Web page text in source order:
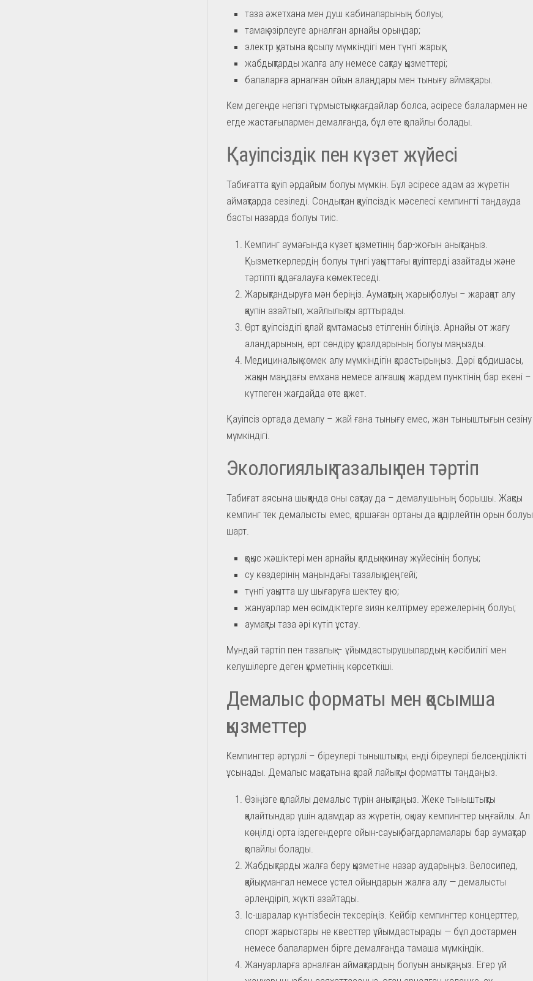
таза әжетхана мен душ кабиналарының болуы;
тамақ әзірлеуге арналған арнайы орындар;
электр қуатына қосылу мүмкіндігі мен түнгі жарық;
жабдықтарды жалға алу немесе сақтау қызметтері;
балаларға арналған ойын алаңдары мен тынығу аймақтары.
Кем дегенде негізгі тұрмыстық жағдайлар болса, әсіресе балалармен не
егде жастағылармен демалғанда, бұл өте қолайлы болады.
Қауіпсіздік пен күзет жүйесі
Табиғатта қауіп әрдайым болуы мүмкін. Бұл әсіресе адам аз жүретін
аймақтарда сезіледі. Сондықтан қауіпсіздік мәселесі кемпингті таңдауда
басты назарда болуы тиіс.
Кемпинг аумағында күзет қызметінің бар-жоғын анықтаңыз.
Қызметкерлердің болуы түнгі уақыттағы қауіптерді азайтады және
тәртіпті қадағалауға көмектеседі.
Жарықтандыруға мән беріңіз. Аумақтың жарық болуы – жарақат алу
қаупін азайтып, жайлылықты арттырады.
Өрт қауіпсіздігі қалай қамтамасыз етілгенін біліңіз. Арнайы от жағу
алаңдарының, өрт сөндіру құралдарының болуы маңызды.
Медициналық көмек алу мүмкіндігін қарастырыңыз. Дәрі қобдишасы,
жақын маңдағы емхана немесе алғашқы жәрдем пунктінің бар екені –
күтпеген жағдайда өте қажет.
Қауіпсіз ортада демалу – жай ғана тынығу емес, жан тыныштығын сезіну
мүмкіндігі.
Экологиялық тазалық пен тәртіп
Табиғат аясына шыққанда оны сақтау да – демалушының борышы. Жақсы
кемпинг тек демалысты емес, қоршаған ортаны да қадірлейтін орын болуы
шарт.
қоқыс жәшіктері мен арнайы қалдық жинау жүйесінің болуы;
су көздерінің маңындағы тазалық деңгейі;
түнгі уақытта шу шығаруға шектеу қою;
жануарлар мен өсімдіктерге зиян келтірмеу ережелерінің болуы;
аумақты таза әрі күтіп ұстау.
Мұндай тәртіп пен тазалық – ұйымдастырушылардың кәсібилігі мен
келушілерге деген құрметінің көрсеткіші.
Демалыс форматы мен қосымша
қызметтер
Кемпингтер әртүрлі – біреулері тыныштықты, енді біреулері белсенділікті
ұсынады. Демалыс мақсатына қарай лайықты форматты таңдаңыз.
Өзіңізге қолайлы демалыс түрін анықтаңыз. Жеке тыныштықты
қалайтындар үшін адамдар аз жүретін, оқшау кемпингтер ыңғайлы. Ал
көңілді орта іздегендерге ойын-сауық бағдарламалары бар аумақтар
қолайлы болады.
Жабдықтарды жалға беру қызметіне назар аударыңыз. Велосипед,
қайық, мангал немесе үстел ойындарын жалға алу — демалысты
әрлендіріп, жүкті азайтады.
Іс-шаралар күнтізбесін тексеріңіз. Кейбір кемпингтер концерттер,
спорт жарыстары не квесттер ұйымдастырады — бұл достармен
немесе балалармен бірге демалғанда тамаша мүмкіндік.
Жануарларға арналған аймақтардың болуын анықтаңыз. Егер үй